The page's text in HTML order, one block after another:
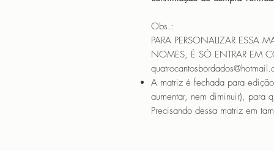
Obs.:
PARA PERSONALIZAR ESSA
NOMES, É SÓ ENTRAR EM
A matriz é fechada para
aumentar, nem diminuir), para
Precisando dessa matriz em